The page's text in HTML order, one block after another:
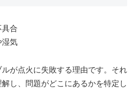
具合
湿気
が点火に失敗する理由です。それ
し、問題がどこにあるかを特定し